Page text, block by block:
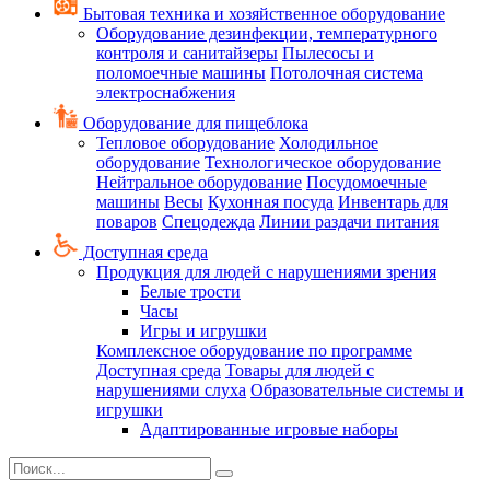
Бытовая техника и хозяйственное оборудование
Оборудование дезинфекции, температурного
контроля и санитайзеры Пылесосы и
поломоечные машины Потолочная система
электроснабжения
Оборудование для пищеблока
Тепловое оборудование Холодильное
оборудование Технологическое оборудование
Нейтральное оборудование Посудомоечные
машины Весы Кухонная посуда Инвентарь для
поваров Спецодежда Линии раздачи питания
Доступная среда
Продукция для людей с нарушениями зрения
Белые трости
Часы
Игры и игрушки
Комплексное оборудование по программе
Доступная среда Товары для людей с
нарушениями слуха Образовательные системы и
игрушки
Адаптированные игровые наборы